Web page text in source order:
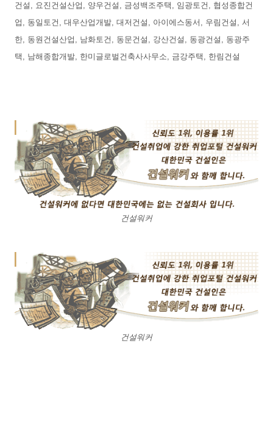
건설, 요진건설산업, 양우건설, 금성백조주택, 임광토건, 협성종합건
업, 동일토건, 대우산업개발, 대저건설, 아이에스동서, 우림건설, 서
한, 동원건설산업, 남화토건, 동문건설, 강산건설, 동광건설, 동광주
택, 남해종합개발, 한미글로벌건축사사무소, 금강주택, 한림건설
건설워커
건설워커